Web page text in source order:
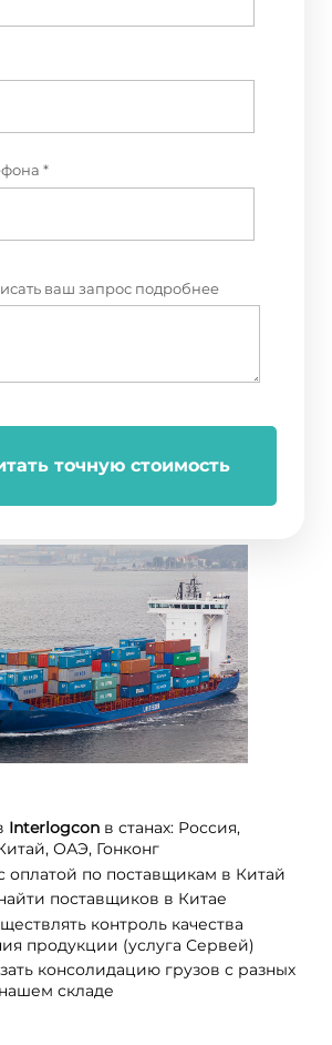
*
ваш запрос подробнее
точную стоимость
Interlogcon в станах: Россия,
ОАЭ, Гонконг
оплатой по поставщикам в Китай
поставщиков в Китае
контроль качества
продукции (услуга Сервей)
консолидацию грузов с разных
складе